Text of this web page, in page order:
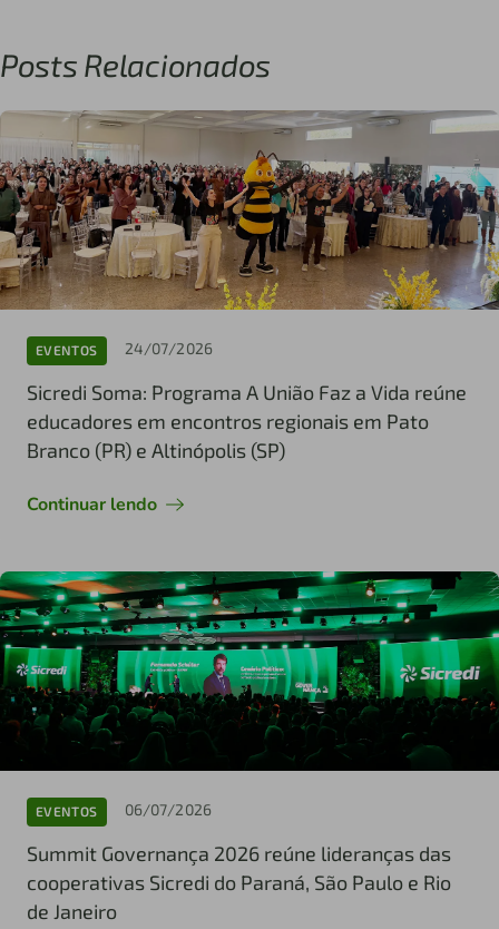
Posts Relacionados
EVENTOS 24/07/2026
Sicredi Soma: Programa A União Faz a Vida reúne
educadores em encontros regionais em Pato
Branco (PR) e Altinópolis (SP)
Continuar lendo
EVENTOS 06/07/2026
Summit Governança 2026 reúne lideranças das
cooperativas Sicredi do Paraná, São Paulo e Rio
de Janeiro